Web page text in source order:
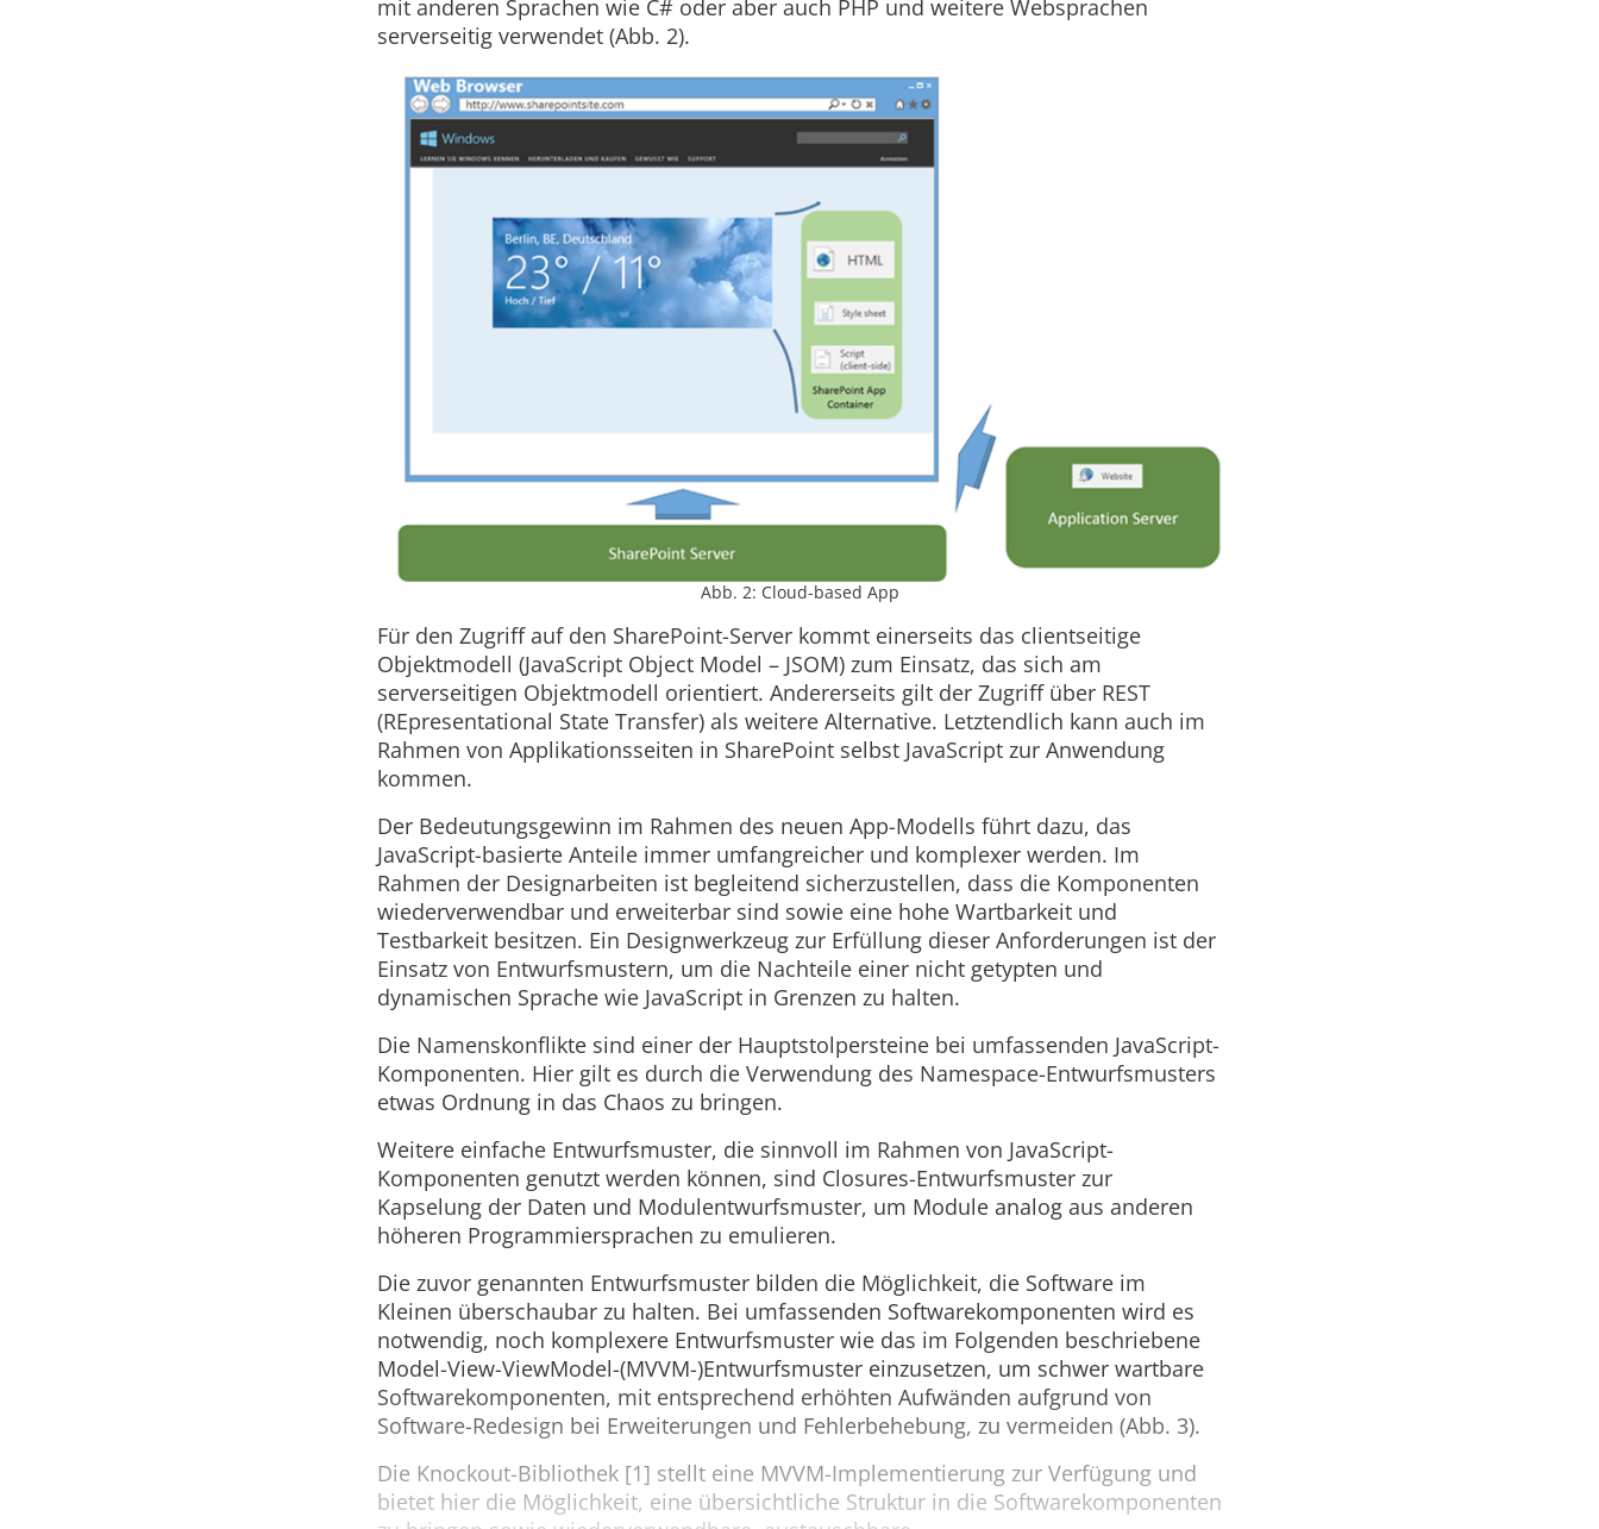
mit anderen Sprachen wie C# oder aber auch PHP und weitere Websprachen
serverseitig verwendet (Abb. 2).
Abb. 2: Cloud-based App
Für den Zugriff auf den SharePoint-Server kommt einerseits das clientseitige
Objektmodell (JavaScript Object Model – JSOM) zum Einsatz, das sich am
serverseitigen Objektmodell orientiert. Andererseits gilt der Zugriff über REST
(REpresentational State Transfer) als weitere Alternative. Letztendlich kann auch im
Rahmen von Applikationsseiten in SharePoint selbst JavaScript zur Anwendung
kommen.
Der Bedeutungsgewinn im Rahmen des neuen App-Modells führt dazu, das
JavaScript-basierte Anteile immer umfangreicher und komplexer werden. Im
Rahmen der Designarbeiten ist begleitend sicherzustellen, dass die Komponenten
wiederverwendbar und erweiterbar sind sowie eine hohe Wartbarkeit und
Testbarkeit besitzen. Ein Designwerkzeug zur Erfüllung dieser Anforderungen ist der
Einsatz von Entwurfsmustern, um die Nachteile einer nicht getypten und
dynamischen Sprache wie JavaScript in Grenzen zu halten.
Die Namenskonflikte sind einer der Hauptstolpersteine bei umfassenden JavaScript-
Komponenten. Hier gilt es durch die Verwendung des Namespace-Entwurfsmusters
etwas Ordnung in das Chaos zu bringen.
Weitere einfache Entwurfsmuster, die sinnvoll im Rahmen von JavaScript-
Komponenten genutzt werden können, sind Closures-Entwurfsmuster zur
Kapselung der Daten und Modulentwurfsmuster, um Module analog aus anderen
höheren Programmiersprachen zu emulieren.
Die zuvor genannten Entwurfsmuster bilden die Möglichkeit, die Software im
Kleinen überschaubar zu halten. Bei umfassenden Softwarekomponenten wird es
notwendig, noch komplexere Entwurfsmuster wie das im Folgenden beschriebene
Model-View-ViewModel-(MVVM-)Entwurfsmuster einzusetzen, um schwer wartbare
Softwarekomponenten, mit entsprechend erhöhten Aufwänden aufgrund von
Software-Redesign bei Erweiterungen und Fehlerbehebung, zu vermeiden (Abb. 3).
Die Knockout-Bibliothek [1] stellt eine MVVM-Implementierung zur Verfügung und
bietet hier die Möglichkeit, eine übersichtliche Struktur in die Softwarekomponenten